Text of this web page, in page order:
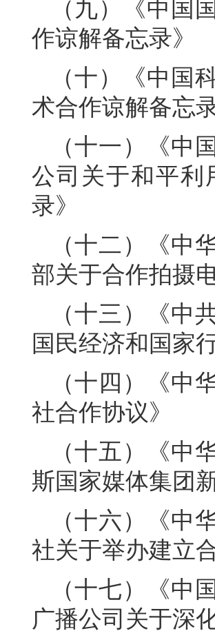
（九）《中国
作谅解备忘录》
（十）《中国
术合作谅解备忘录
（十一）《中
公司关于和平利
录》
（十二）《中
部关于合作拍摄
（十三）《中
国民经济和国家
（十四）《中
社合作协议》
（十五）《中
斯国家媒体集团
（十六）《中
社关于举办建立
（十七）《中
广播公司关于深